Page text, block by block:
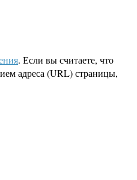
. Если вы считаете, что
адреса (URL) страницы,